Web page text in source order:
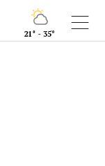
21° - 35°